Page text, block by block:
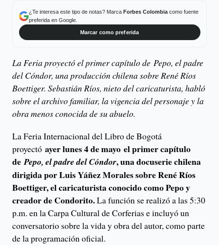
¿Te interesa este tipo de notas? Marca Forbes Colombiacomo fuente
preferida en Google.
Marcar como preferida
La Feria proyectó el primer capítulo de Pepo, el padre
del Cóndor, una producción chilena sobre René Ríos
Boettiger. Sebastián Ríos, nieto del caricaturista, habló
sobre el archivo familiar, la vigencia del personaje y la
obra menos conocida de su abuelo.
La Feria Internacional del Libro de Bogotá
proyectó ayer lunes 4 de mayo el primer capítulo
dePepo, el padre del Cóndor, una docuserie chilena
dirigida por Luis Yáñez Morales sobre René Ríos
Boettiger, el caricaturista conocido como Pepo y
creador de Condorito.La función se realizó a las 5:30
p.m. en la Carpa Cultural de Corferias e incluyó un
conversatorio sobre la vida y obra del autor, como parte
de la programación oficial.